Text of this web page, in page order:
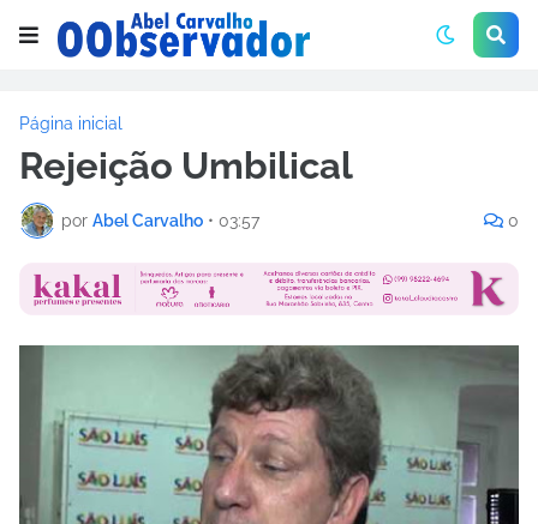
Página inicial
Rejeição Umbilical
por Abel Carvalho • 03:57 0